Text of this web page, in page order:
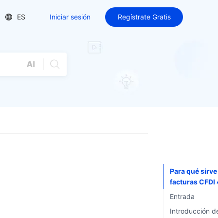
ES Iniciar sesión Regístrate Gratis
Para qué
facturas CFDI
Entrada
Introducción